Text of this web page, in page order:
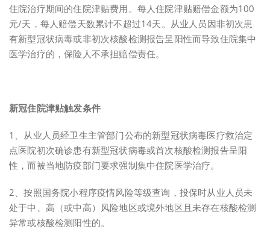
住院治疗期间的住院津贴费用。每人住院津贴赔偿金额为100
元/天，每人赔偿天数累计不超过14天。从业人员因非初次患
有新型冠状病毒或非初次核酸检测报告呈阳性而导致住院集中
医学治疗的，保险人不承担赔偿责任。
新冠住院津贴触发条件
1、从业人员经卫生主管部门公布的新型冠状病毒医疗救治定
点医院初次确诊患有新型冠状病毒或首次核酸检测报告呈阳
性，而被当地防疫部门要求强制集中住院医学治疗。
2、按照国务院小程序疫情风险等级查询，投保时从业人员未
处于中、高（或中高）风险地区或境外地区且未存在核酸检测
异常或核酸检测阳性的。